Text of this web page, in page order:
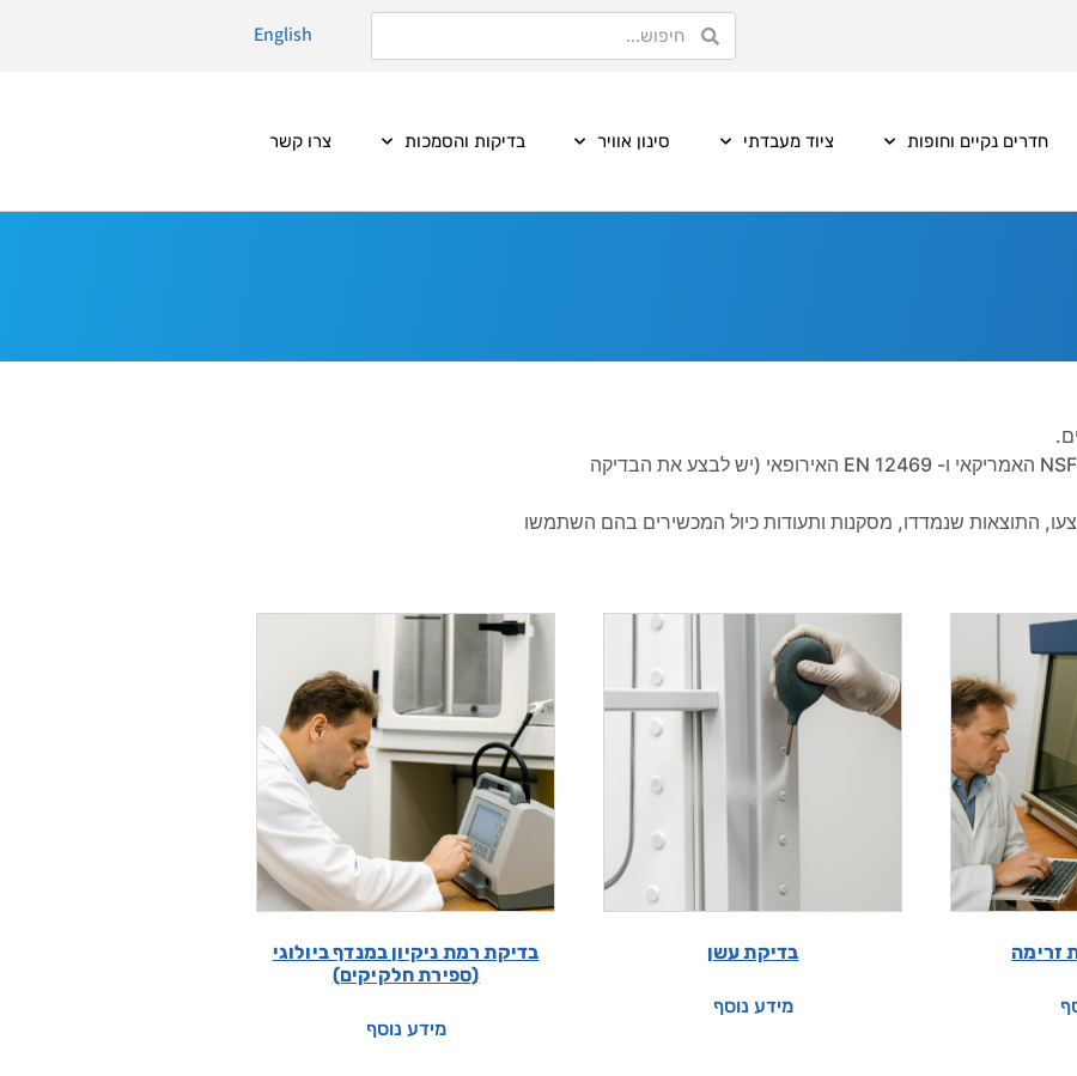
English
חדרים נקיים וחופות ציוד מעבדתי סינון אוויר בדיקות והסמכות צרו קשר
המנדפים הביולוגים נבדקים על פי הנחיות התקנים הבינלאומיים NSF49 האמריקאי ו- EN 12469 האירופאי (יש לבצע את הבדיקה
התוצאות שנמדדו, מסקנות ותעודות כיול המכשירים בהם השתמשו
זרימה בדיקת עשן
מידע נוסף
בדיקת רמת ניקיון במנדף ביולוגי
(ספירת חלקיקים)
מידע נוסף